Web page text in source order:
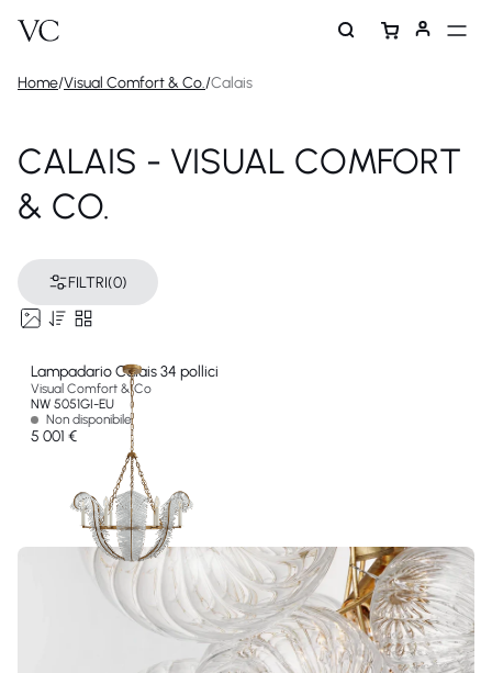
Home/Visual Comfort & Co./Calais
CALAIS - VISUAL COMFORT
& CO.
FILTRI(0)
Lampadario Calais 34 pollici
Visual Comfort & Co
NW 5051GI-EU
Non disponibile
5 001 €